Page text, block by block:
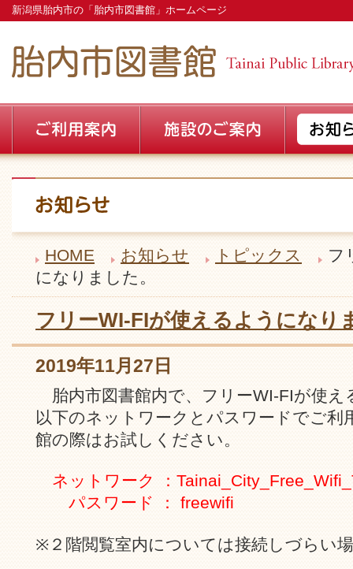
新潟県胎内市の「胎内市図書館」ホームページ
HOME お知らせ トピックス
フ
になりました。
フリーWI-FIが使えるようになり
2019年11月27日
胎内市図書館内で、フリーWI-FIが使え
以下のネットワークとパスワードでご利
館の際はお試しください。
ネットワーク ：
パスワード ： freewifi
※２階閲覧室内については接続しづらい